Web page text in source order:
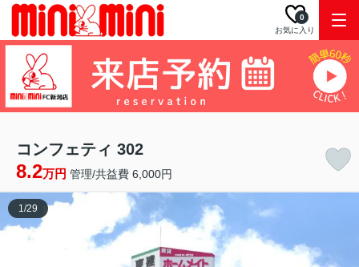
お気に入り
0
コンフェティ 302
8.2万円 管理/共益費 6,000円
1 /29